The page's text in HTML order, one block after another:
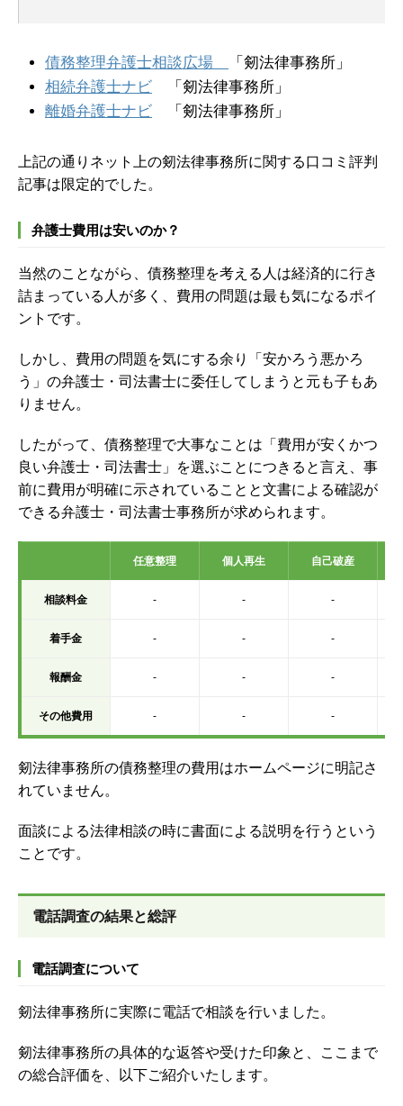
債務整理弁護士相談広場
「剱法律事務所」
相続弁護士ナビ 「剱法律事務所」
離婚弁護士ナビ 「剱法律事務所」
上記の通りネット上の剱法律事務所に関する口コミ評判
記事は限定的でした。
弁護士費用は安いのか？
当然のことながら、債務整理を考える人は経済的に行き
詰まっている人が多く、費用の問題は最も気になるポイ
ントです。
しかし、費用の問題を気にする余り「安かろう悪かろ
う」の弁護士・司法書士に委任してしまうと元も子もあ
りません。
したがって、債務整理で大事なことは「費用が安くかつ
良い弁護士・司法書士」を選ぶことにつきると言え、事
前に費用が明確に示されていることと文書による確認が
できる弁護士・司法書士事務所が求められます。
任意整理 個人再生 自己破産
相談料金 - - -
着手金 - - -
報酬金 - - -
その他費用 - - -
剱法律事務所の債務整理の費用はホームページに明記さ
れていません。
面談による法律相談の時に書面による説明を行うという
ことです。
電話調査の結果と総評
電話調査について
剱法律事務所に実際に電話で相談を行いました。
剱法律事務所の具体的な返答や受けた印象と、ここまで
の総合評価を、以下ご紹介いたします。